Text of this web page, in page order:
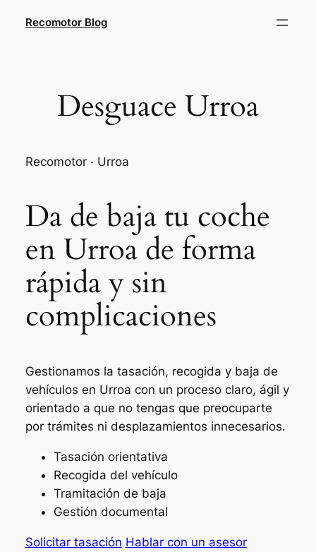
Recomotor Blog
Desguace Urroa
Recomotor · Urroa
Da de baja tu coche
en Urroa de forma
rápida y sin
complicaciones
Gestionamos la tasación, recogida y baja de
vehículos en Urroa con un proceso claro, ágil y
orientado a que no tengas que preocuparte
por trámites ni desplazamientos innecesarios.
Tasación orientativa
Recogida del vehículo
Tramitación de baja
Gestión documental
Solicitar tasación Hablar con un asesor